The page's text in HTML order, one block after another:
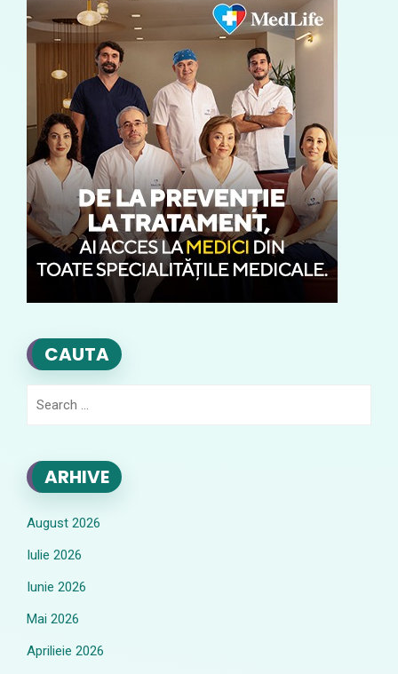
CAUTA
ARHIVE
August 2026
Iulie 2026
Iunie 2026
Mai 2026
Aprilieie 2026